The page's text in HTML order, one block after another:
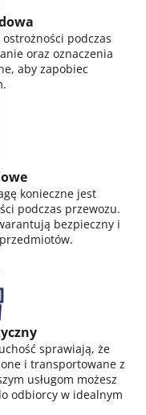
podczas
oraz oznaczenia
aby zapobiec
konieczne jest
podczas przewozu.
bezpieczny i
sprawiają, że
i transportowane z
usługom możesz
odbiorcy w idealnym